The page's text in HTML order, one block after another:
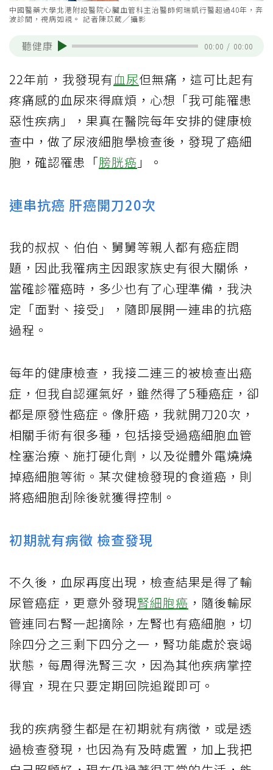
中國醫藥大學北港附設醫院心臟血管科主治醫師何瑞凱行醫超過40年，奔
波診間，視病如親。 記者陳苡葳╱攝影
聽健康 00:00 / 00:00
22年前，我發現有血尿但無痛，這可比起有
疼痛感的血尿來得麻煩，心想「我可能罹患
惡性疾病」，果真在醫院每年安排的健康檢
查中，做了尿液細胞學檢查後，發現了癌細
胞，確認罹患「膀胱癌 」。
連串抗癌 肝癌開刀20次
我的叔叔、伯伯、舅舅等親人都有癌症問
題，因此我罹病主因跟家族史有很大關係，
當確診罹癌時，多少也有了心理準備，我決
定「面對、接受」，隨即展開一連串的抗癌
過程。
每年的健康檢查，我接二連三的被檢查出癌
症，但我自認運氣好，雖然得了5種癌症，卻
都是原發性癌症。像肝癌，我就開刀20次，
相關手術有很多種，包括接受過癌細胞血管
栓塞治療、施打硬化劑，以及從體外電燒燒
掉癌細胞等術。某次健檢發現的食道癌，則
將癌細胞刮除後就獲得控制。
初期就有病徵 檢查發現
不久後，血尿再度出現，檢查結果是得了輸
尿管癌症，更意外發現腎細胞癌 ，隨後輸尿
管連同右腎一起摘除，左腎也有癌細胞，切
除四分之三剩下四分之一，腎功能處於衰竭
狀態，每周得洗腎三次，因為其他疾病掌控
得宜，現在只要定期回院追蹤即可。
我的疾病發生都是在初期就有病徵，或是透
過檢查發現，也因為有及時處置，加上我把